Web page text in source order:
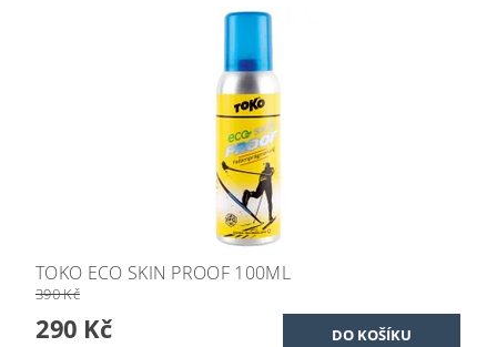
TOKO ECO SKIN PROOF 100ML
390 Kč
290 Kč